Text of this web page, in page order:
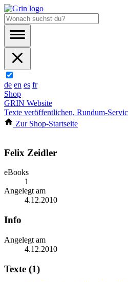
de en es fr
Shop
GRIN Website
Texte veröffentlichen, Rundum-
Zur Shop-Startseite
Felix Zeidler
eBooks
1
Angelegt am
4.12.2010
Info
Angelegt am
4.12.2010
Texte (1)